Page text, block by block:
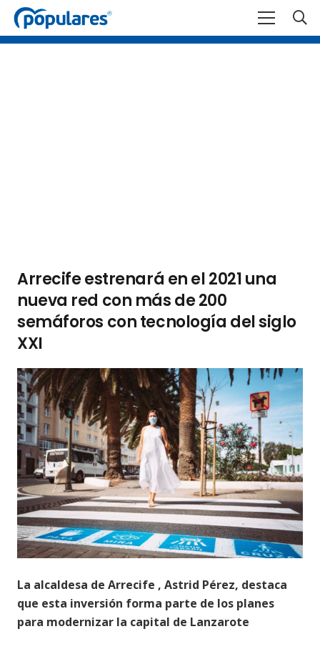
Arrecife estrenará en el 2021 una
nueva red con más de 200
semáforos con tecnología del siglo
XXI
La alcaldesa de Arrecife , Astrid Pérez, destaca
que esta inversión forma parte de los planes
para modernizar la capital de Lanzarote